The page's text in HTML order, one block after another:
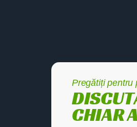
Pregătiți pentru
CHIAR